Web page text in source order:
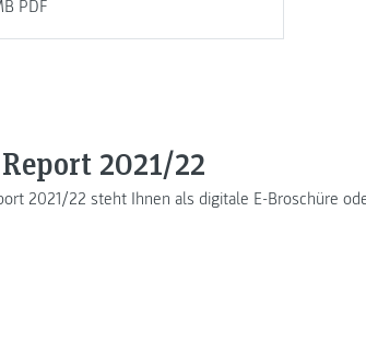
PDF
2021/22
2021/22 steht Ihnen als digitale E-Broschüre